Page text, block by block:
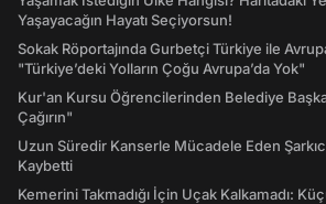
Yaşayacağın Hayatı Seçiyorsun!
Sokak Röportajında Gurbetçi Türkiye ile
"Türkiye’deki Yolların Çoğu Avrupa’da Yok"
Kur'an Kursu Öğrencilerinden Belediye
Çağırın"
Uzun Süredir Kanserle Mücadele Eden
Kaybetti
Kemerini Takmadığı İçin Uçak Kalkamadı: